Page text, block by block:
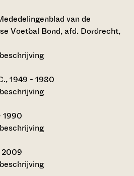
van de
Voetbal Bond, afd. Dordrecht,
1949 - 1980
1990
2009